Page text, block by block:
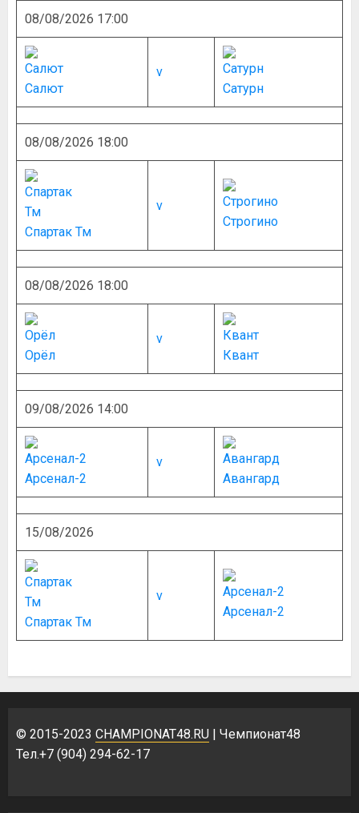
08/08/2026 17:00
Салют
v
Сатурн
08/08/2026 18:00
Спартак Тм
v
Строгино
08/08/2026 18:00
Орёл
v
Квант
09/08/2026 14:00
Арсенал-2
v
Авангард
15/08/2026
Спартак Тм
v
Арсенал-2
© 2015-2023 CHAMPIONAT48.RU | Чемпионат48
Тел.+7 (904) 294-62-17